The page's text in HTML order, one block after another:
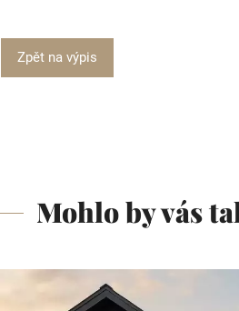
Zpět na výpis
Mohlo by vás